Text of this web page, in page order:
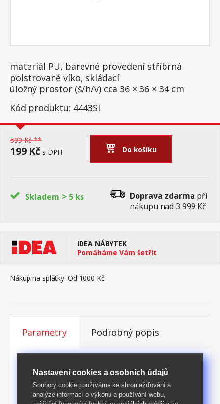
materiál PU, barevné provedení stříbrná
polstrované víko, skládací
úložný prostor (š/h/v) cca 36 × 36 × 34 cm
Kód produktu: 4443SI
599 Kč **
199 Kč s DPH Do košíku
Skladem > 5 ks Doprava zdarma při
nákupu nad 3 999 Kč
IDEA NÁBYTEK
Pomáháme Vám šetřit
Nákup na splátky: Od 1000 Kč
Parametry Podrobný popis
Rozměry [cm]
40 × 40 × 38 (š × h × v)
Baleno
KARTON: 1 ks (rozměry,
š/v/d: 42 × 11 × 43 cm)
Nastavení cookies a osobních údajů
Soubory cookie používáme ke shromažďování a
analýze informací o výkonu a používání webu,